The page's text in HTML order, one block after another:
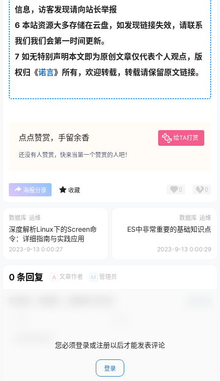
信息，访客发现请向站长举报
6 本站资源大多存储在云盘，如发现链接失效，请联系
我们我们会第一时间更新。
7 如无特别声明本文即为原创文章仅代表个人观点，版
权归《诺言》所有，欢迎转载，转载请保留原文链接。
点点赞赏，手留余香 给TA打赏
还没有人赞赏，快来当第一个赞赏的人吧！
海报分享 收藏 0 0
数据库 运维
深度解析Linux下的Screen命
令：详细指南与实践应用
2023-9-13 0:00:27
数据库 运维
ES中非常重要的基础知识点
2023-9-13 0:00:29
0 条回复 A 文章作者 M 管理员
您必须登录或注册以后才能发表评论
登录